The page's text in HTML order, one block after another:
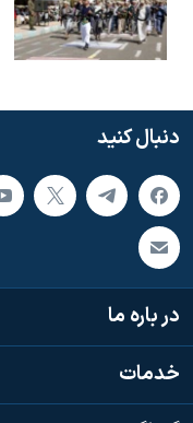
دنبال کنید
در باره ما
خدمات